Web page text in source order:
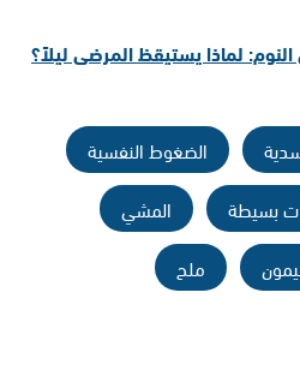
لماذا يستيقظ المرضى ليلاً؟
الضغوط النفسية
بسيطة
المشي
ملح